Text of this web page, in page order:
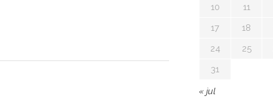
10
11
17
18
24
25
31
« jul